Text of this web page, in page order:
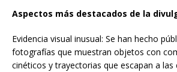
Aspectos más destacados de la
Evidencia visual inusual: Se han hecho
fotografías que muestran objetos con
cinéticos y trayectorias que escapan a las